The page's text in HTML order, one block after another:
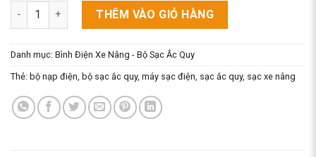
Sạc Acquy 12V 5A, 12V-10A, 12V-15A, 12V-20A, 12V-25A, 12V-
THÊM VÀO GIỎ HÀNG
Danh mục: Bình Điện Xe Nâng - Bộ Sạc Ắc Quy
Thẻ: bộ nạp điện bộ sạc ắc quy, máy sạc điện sạc ắc quy, sạc xe nâng